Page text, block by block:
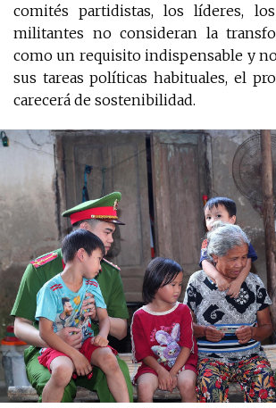
comités partidistas, los líderes,
militantes no consideran la
como un requisito indispensable y
sus tareas políticas habituales, el
carecerá de sostenibilidad.